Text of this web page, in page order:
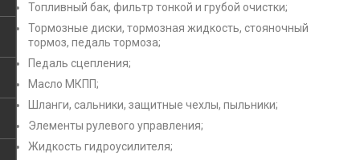
Топливный бак, фильтр тонкой и грубой очистки;
Тормозные диски, тормозная жидкость, стояночный
тормоз, педаль тормоза;
Педаль сцепления;
Масло МКПП;
Шланги, сальники, защитные чехлы, пыльники;
Элементы рулевого управления;
Жидкость гидроусилителя;